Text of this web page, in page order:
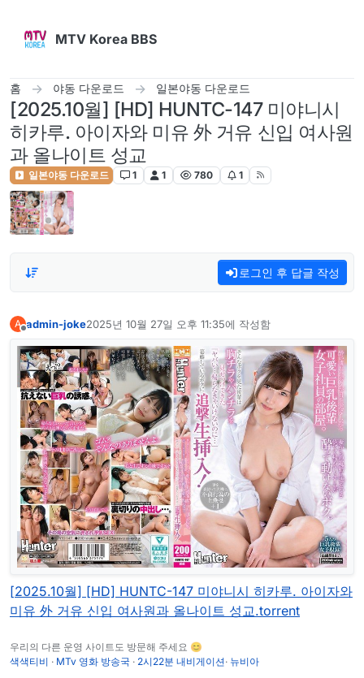
MTV Korea BBS
홈 야동 다운로드 일본야동 다운로드
[2025.10월] [HD] HUNTC-147 미야니시
히카루. 아이자와 미유 外 거유 신입 여사원
과 올나이트 성교
일본야동 다운로드 1 1 780 1
로그인 후 답글 작성
A admin-joke2025년 10월 27일 오후 11:35에 작성함
마지막 수정자:
[2025.10월] [HD] HUNTC-147 미야니시 히카루. 아이자와
미유 外 거유 신입 여사원과 올나이트 성교.torrent
우리의 다른 운영 사이트도 방문해 주세요 😊
색색티비 · MTv 영화 방송국 · 2시22분 내비게이션· 뉴비아